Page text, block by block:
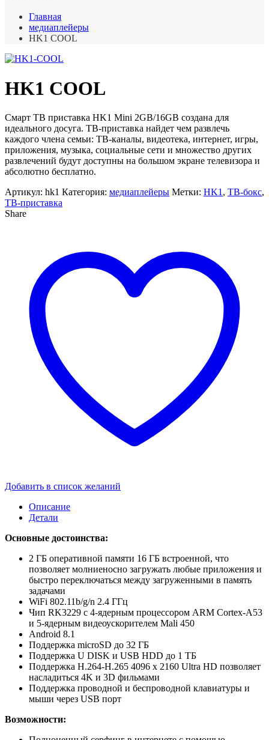
Главная
медиаплейеры
HK1 COOL
HK1 COOL
Смарт ТВ приставка HK1 Mini 2GB/16GB создана для
идеального досуга. ТВ-приставка найдет чем развлечь
каждого члена семьи: ТВ-каналы, видеотека, интернет, игры,
приложения, музыка, социальные сети и множество других
развлечений будут доступны на большом экране телевизора и
абсолютно бесплатно.
Артикул: hk1 Категория: медиаплейеры Метки: HK1 , ТВ-бокс,
ТВ-приставка
Share
Добавить в список желаний
Описание
Детали
Основные достоинства:
2 ГБ оперативной памяти 16 ГБ встроенной, что
позволяет молниеносно загружать любые приложения и
быстро переключаться между загруженными в память
задачами
WiFi 802.11b/g/n 2.4 ГГц
Чип RK3229 с 4-ядерным процессором ARM Cortex-A53
и 5-ядерным видеоускорителем Mali 450
Android 8.1
Поддержка microSD до 32 ГБ
Поддержка U DISK и USB HDD до 1 ТБ
Поддержка H.264-H.265 4096 х 2160 Ultra HD позволяет
насладиться 4K и 3D фильмами
Поддержка проводной и беспроводной клавиатуры и
мыши через USB порт
Возможности: